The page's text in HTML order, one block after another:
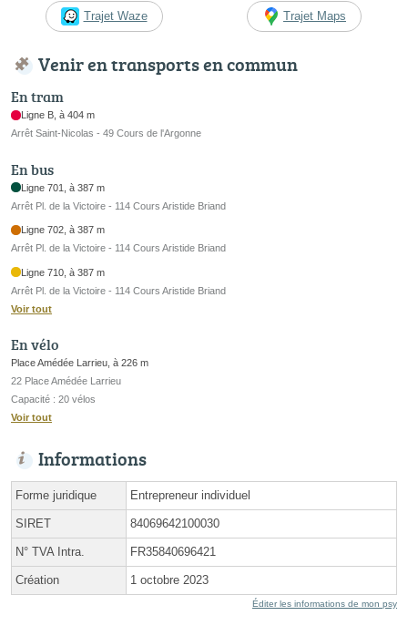
Trajet Waze Trajet Maps
Venir en transports en commun
En tram
Ligne B, à 404 m
Arrêt Saint-Nicolas - 49 Cours de l'Argonne
En bus
Ligne 701, à 387 m
Arrêt Pl. de la Victoire - 114 Cours Aristide Briand
Ligne 702, à 387 m
Arrêt Pl. de la Victoire - 114 Cours Aristide Briand
Ligne 710, à 387 m
Arrêt Pl. de la Victoire - 114 Cours Aristide Briand
Voir tout
En vélo
Place Amédée Larrieu, à 226 m
22 Place Amédée Larrieu
Capacité : 20 vélos
Voir tout
Informations
Forme juridique Entrepreneur individuel
SIRET 84069642100030
N° TVA Intra. FR35840696421
Création 1 octobre 2023
Éditer les informations de mon psy